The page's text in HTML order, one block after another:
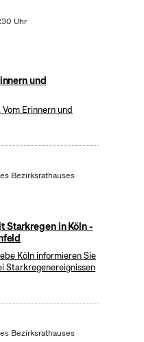
Uhr
und
Erinnern und
Bezirksrathauses
Starkregen in Köln -
Köln informieren Sie
Starkregenereignissen
Bezirksrathauses